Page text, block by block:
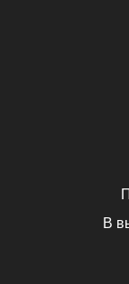
В